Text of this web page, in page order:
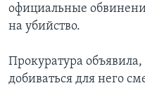
официальные
на убийство.
Прокуратура
добиваться для него